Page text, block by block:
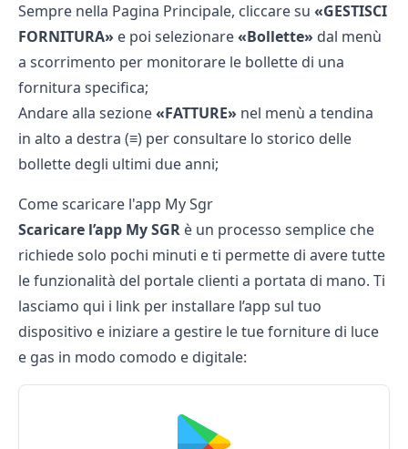
Sempre nella Pagina Principale, cliccare su «GESTISCI
FORNITURA» e poi selezionare«Bollette» dal menù
a scorrimento per monitorare le bollette di una
fornitura specifica;
Andare alla sezione«FATTURE» nel menù a tendina
in alto a destra (≡) per consultare lo storico delle
bollette degli ultimi due anni;
Come scaricare l'app My Sgr
Scaricare l’app My SGR è un processo semplice che
richiede solo pochi minuti e ti permette di avere tutte
le funzionalità del portale clienti a portata di mano. Ti
lasciamo qui i link per installare l’app sul tuo
dispositivo e iniziare a gestire le tue forniture di luce
e gas in modo comodo e digitale: